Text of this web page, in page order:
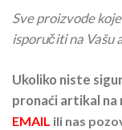
Sve proizvode
isporučiti na Vašu
Ukoliko niste
pronaći artikal
EMAIL ili nas